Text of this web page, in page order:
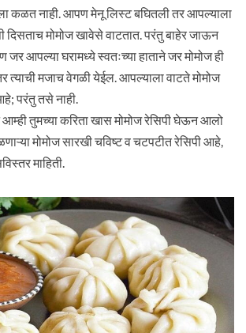
कळत नाही. आपण मेनू लिस्ट बघितली तर आपल्याला
दिसताच मोमोज खावेसे वाटतात. परंतु बाहेर जाऊन
जर आपल्या घरामध्ये स्वतःच्या हाताने जर मोमोज ही
त्याची मजाच वेगळी येईल. आपल्याला वाटते मोमोज
परंतु तसे नाही.
आम्ही तुमच्या करिता खास मोमोज रेसिपी घेऊन आलो
मोमोज सारखी चविष्ट व चटपटीत रेसिपी आहे,
माहिती.